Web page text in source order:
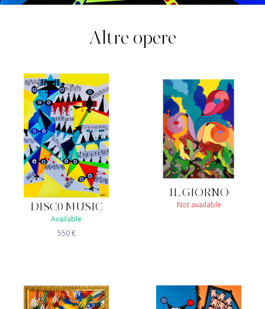
Altre opere
DISC0 MUSIC
Available
550€
IL GIORNO
Not available